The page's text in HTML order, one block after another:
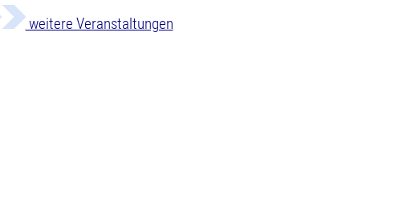
weitere Veranstaltungen